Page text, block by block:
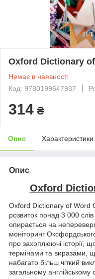
Oxford Dictionary
Немає в наявності
Код: 9780199547937
314 ₴
Опис Характеристики
Опис
Oxford
Oxford Dictionary of Word
розвиток понад 3 000 слів
опирається на
моніторинг
про захоплюючі історії,
термінами та виразами,
набагато більш чіткий
загальному англійському